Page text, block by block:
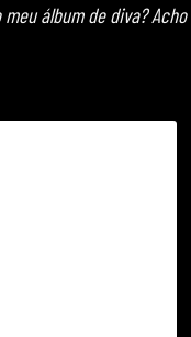
álbum de diva?